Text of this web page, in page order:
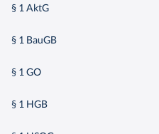
§ 1 AktG
§ 1 BauGB
§ 1 GO
§ 1 HGB